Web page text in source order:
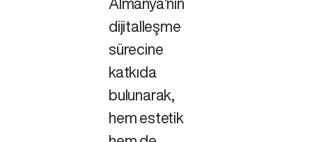
Almanya’nın
dijitalleşme
sürecine
katkıda
bulunarak,
hem estetik